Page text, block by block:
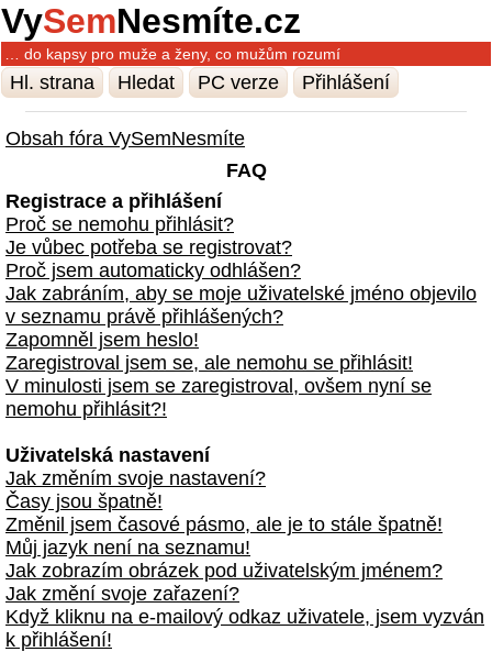
VySemNesmíte.cz
… do kapsy pro muže a ženy, co mužům rozumí
Hl. strana Hledat PC verze Přihlášení
Obsah fóra VySemNesmíte
FAQ
Registrace a přihlášení
Proč se nemohu přihlásit?
Je vůbec potřeba se registrovat?
Proč jsem automaticky odhlášen?
Jak zabráním, aby se moje uživatelské jméno objevilo
v seznamu právě přihlášených?
Zapomněl jsem heslo!
Zaregistroval jsem se, ale nemohu se přihlásit!
V minulosti jsem se zaregistroval, ovšem nyní se
nemohu přihlásit?!
Uživatelská nastavení
Jak změním svoje nastavení?
Časy jsou špatně!
Změnil jsem časové pásmo, ale je to stále špatně!
Můj jazyk není na seznamu!
Jak zobrazím obrázek pod uživatelským jménem?
Jak změní svoje zařazení?
Když kliknu na e-mailový odkaz uživatele, jsem vyzván
k přihlášení!